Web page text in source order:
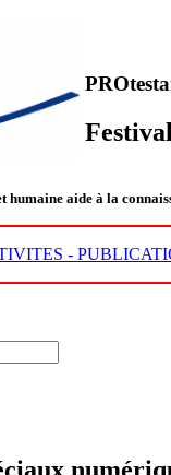
humaine aide à la
-